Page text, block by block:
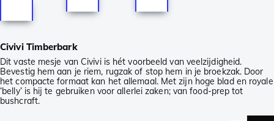
Civivi Timberbark
Dit vaste mesje van Civivi is hét voorbeeld van veelzijdigheid.
Bevestig hem aan je riem, rugzak of stop hem in je broekzak. Door
het compacte formaat kan het allemaal. Met zijn hoge blad en royale
‘belly’ is hij te gebruiken voor allerlei zaken; van food-prep tot
bushcraft.